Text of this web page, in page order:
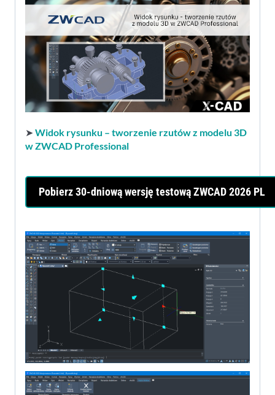
➤ Widok rysunku – tworzenie rzutów z modelu 3D
w ZWCAD Professional
Pobierz 30-dniową wersję testową ZWCAD 2026 PL